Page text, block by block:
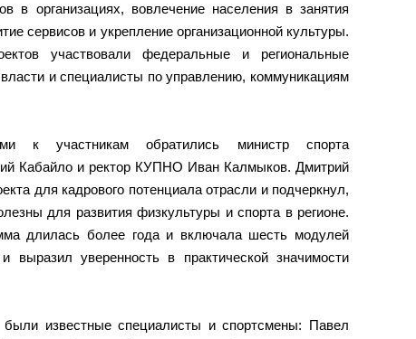
в организациях, вовлечение населения в занятия
сервисов и укрепление организационной культуры.
участвовали федеральные и региональные
власти и специалисты по управлению, коммуникациям
к участникам обратились министр спорта
Кабайло и ректор КУПНО Иван Калмыков. Дмитрий
для кадрового потенциала отрасли и подчеркнул,
для развития физкультуры и спорта в регионе.
длилась более года и включала шесть модулей
выразил уверенность в практической значимости
известные специалисты и спортсмены: Павел